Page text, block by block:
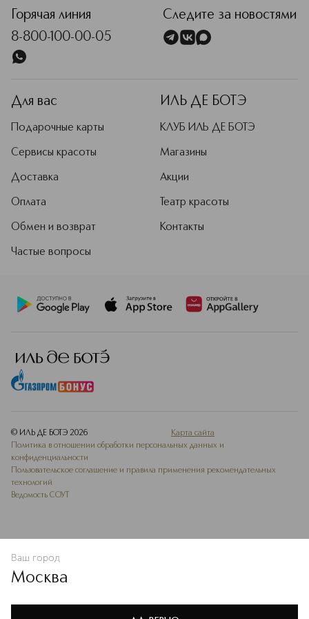
В КОРЗИНУ
Горячая линия
8-800-100-00-05
Следите за новостями
Для вас
Подарочные карты
Сервисы красоты
Доставка
Оплата
Обмен и возврат
Частые вопросы
ИЛЬ ДЕ БОТЭ
КЛУБ ИЛЬ ДЕ БОТЭ
Магазины
Акции
Театр красоты
Контакты
© ИЛЬ ДЕ БОТЭ 2026
Карта сайта
Политика в отношении обработки персональных данных и
конфиденциальности
Пользовательское соглашение и правила применения рекомендательных
технологий
Ведомость СОУТ
Ваш город
Москва